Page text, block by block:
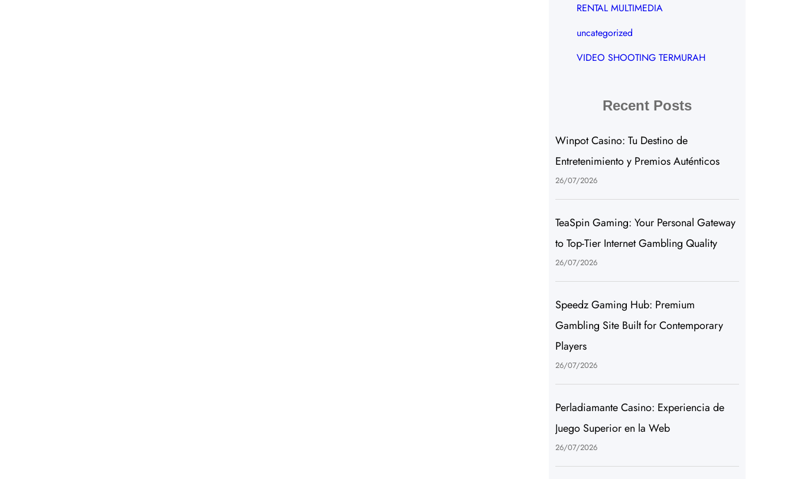
RENTAL MULTIMEDIA
uncategorized
VIDEO SHOOTING TERMURAH
Recent Posts
Winpot Casino: Tu Destino de
Entretenimiento y Premios Auténticos
26/07/2026
TeaSpin Gaming: Your Personal Gateway
to Top-Tier Internet Gambling Quality
26/07/2026
Speedz Gaming Hub: Premium
Gambling Site Built for Contemporary
Players
26/07/2026
Perladiamante Casino: Experiencia de
Juego Superior en la Web
26/07/2026